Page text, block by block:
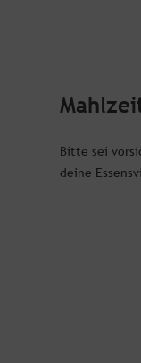
Bitte sei
deine